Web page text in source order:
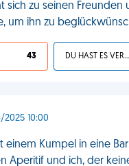
sich zu seinen Freunden
um ihn zu
43 DU HAST ES VERDIENT
10:00
einem Kumpel in eine
Aperitif und ich, der